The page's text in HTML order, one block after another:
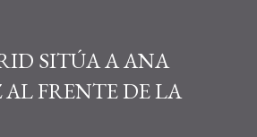
SITÚA A ANA
FRENTE DE LA